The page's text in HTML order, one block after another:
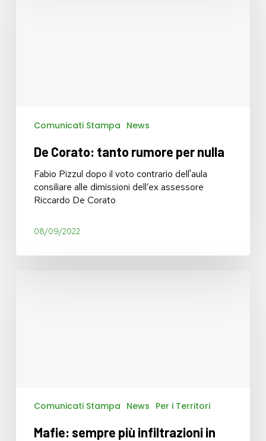
Comunicati Stampa News
De Corato: tanto rumore per nulla
Fabio Pizzul dopo il voto contrario dell'aula
consiliare alle dimissioni dell’ex assessore
Riccardo De Corato
08/09/2022
Comunicati Stampa News Per i Territori
Mafie: sempre più infiltrazioni in